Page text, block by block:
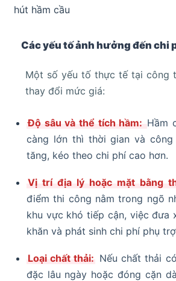
hút hầm cầu
Các yếu tố ảnh hưởng đến chi
Một số yếu tố thực tế tại công
thay đổi mức giá:
Độ sâu và thể tích hầm: Hầm
càng lớn thì thời gian và
tăng, kéo theo chi phí cao hơn.
Vị trí địa lý hoặc mặt bằng
điểm thi công nằm trong ngõ
khu vực khó tiếp cận, việc đưa
khăn và phát sinh chi phí phụ
Loại chất thải: Nếu chất thải
đặc lâu ngày hoặc đóng cặn